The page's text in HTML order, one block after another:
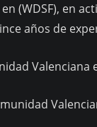
(WDSF), en
años de
Valenciana